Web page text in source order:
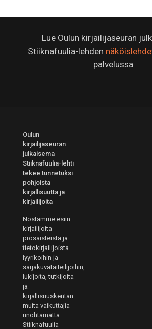
Lue Oulun kirjailijaseuran
Stiiknafuulia-lehden
palvelussa
Oulun
kirjailijaseuran
julkaisema
Stiiknafuulia-lehti
tekee tunnetuksi
pohjoista
kirjallisuutta ja
kirjailijoita
Nostamme esiin
kirjailijoita
prosaisteista ja
tietokirjailijoista
lyyrikoihin ja
sarjakuvataiteilijoihin,
lukijoita, tutkijoita
ja
kirjallisuuskentän
muita vaikuttajia
unohtamatta.
Stiiknafuulia